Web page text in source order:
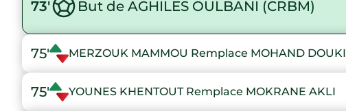
73' But de AGHILES OULBANI (CRBM)
75' MERZOUK MAMMOU Remplace MOHAND DOUKI
75' YOUNES KHENTOUT Remplace MOKRANE AKLI